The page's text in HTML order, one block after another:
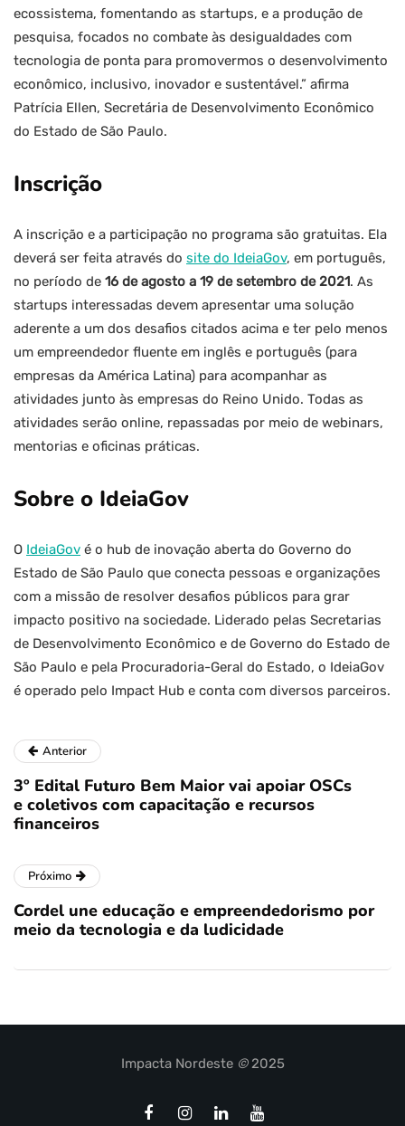
ecossistema, fomentando as startups, e a produção de
pesquisa, focados no combate às desigualdades com
tecnologia de ponta para promovermos o desenvolvimento
econômico, inclusivo, inovador e sustentável.” afirma
Patrícia Ellen, Secretária de Desenvolvimento Econômico
do Estado de São Paulo.
Inscrição
A inscrição e a participação no programa são gratuitas. Ela
deverá ser feita através do site do IdeiaGov, em português,
no período de 16 de agosto a 19 de setembro de 2021. As
startups interessadas devem apresentar uma solução
aderente a um dos desafios citados acima e ter pelo menos
um empreendedor fluente em inglês e português (para
empresas da América Latina) para acompanhar as
atividades junto às empresas do Reino Unido. Todas as
atividades serão online, repassadas por meio de webinars,
mentorias e oficinas práticas.
Sobre o IdeiaGov
O IdeiaGov é o hub de inovação aberta do Governo do
Estado de São Paulo que conecta pessoas e organizações
com a missão de resolver desafios públicos para grar
impacto positivo na sociedade. Liderado pelas Secretarias
de Desenvolvimento Econômico e de Governo do Estado de
São Paulo e pela Procuradoria-Geral do Estado, o IdeiaGov
é operado pelo Impact Hub e conta com diversos parceiros.
Anterior
3º Edital Futuro Bem Maior vai apoiar OSCs
e coletivos com capacitação e recursos
financeiros
Próximo
Cordel une educação e empreendedorismo por
meio da tecnologia e da ludicidade
Impacta Nordeste ©2025